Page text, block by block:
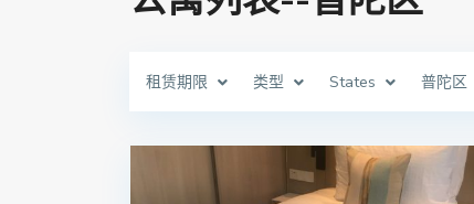
租赁期限 类型 States 普陀区